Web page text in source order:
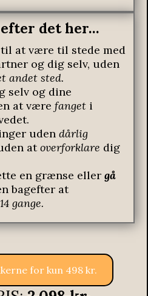
det her…
til at være til stede med
og dig selv, uden
andet sted.
selv og dine
at være fanget i
uden dårlig
atoverforklare dig
en grænse eller gå
bagefter at
gange.
for kun 498 kr.